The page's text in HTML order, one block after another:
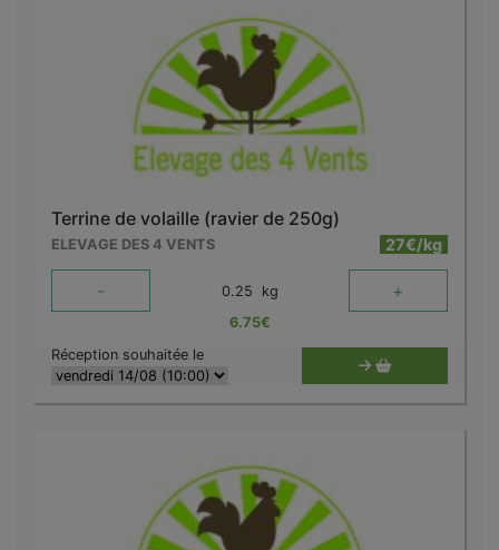
Terrine de volaille (ravier de 250g)
ELEVAGE DES 4 VENTS 27€/kg
- 0.25 kg +
6.75€
Réception souhaitée le